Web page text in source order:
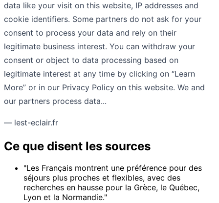
data like your visit on this website, IP addresses and
cookie identifiers. Some partners do not ask for your
consent to process your data and rely on their
legitimate business interest. You can withdraw your
consent or object to data processing based on
legitimate interest at any time by clicking on “Learn
More” or in our Privacy Policy on this website. We and
our partners process data...
— lest-eclair.fr
Ce que disent les sources
"Les Français montrent une préférence pour des
séjours plus proches et flexibles, avec des
recherches en hausse pour la Grèce, le Québec,
Lyon et la Normandie."